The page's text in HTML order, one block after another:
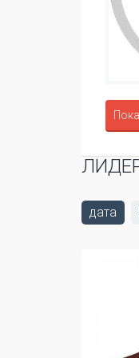
дата